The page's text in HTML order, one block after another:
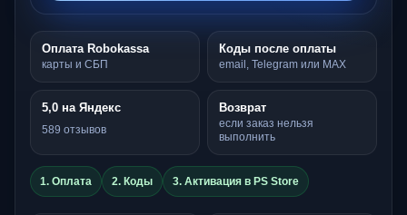
Оплата Robokassa
карты и СБП
Коды после оплаты
email, Telegram или MAX
5,0 на Яндекс
589 отзывов
Возврат
если заказ нельзя
выполнить
1. Оплата 2. Коды 3. Активация в PS Store